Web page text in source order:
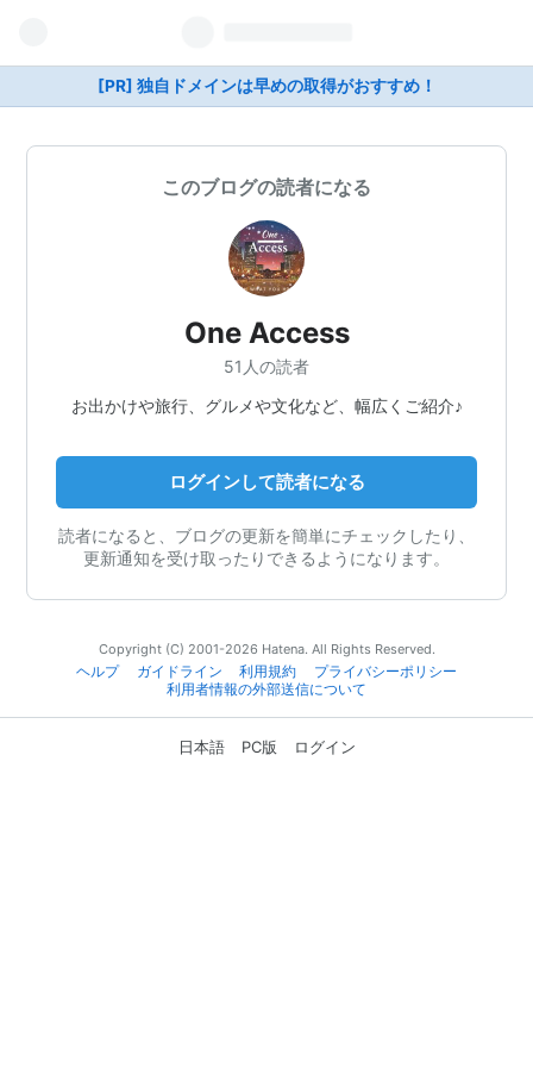
[PR] 独自ドメインは早めの取得がおすすめ！
このブログの読者になる
One Access
51人の読者
お出かけや旅行、グルメや文化など、幅広くご紹介♪
ログインして読者になる
読者になると、ブログの更新を簡単にチェックしたり、
更新通知を受け取ったりできるようになります。
Copyright (C) 2001-2026 Hatena. All Rights Reserved.
ヘルプ
ガイドライン 利用規約
プライバシーポリシー
利用者情報の外部送信について
日本語 PC版 ログイン